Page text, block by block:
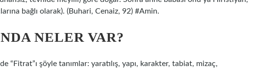
bağlı olarak). (Buhari, Cenaiz, 92) #Amin.
NELER VAR?
“Fitrat”ı şöyle tanımlar: yaratılış, yapı, karakter, tabiat, mizaç,